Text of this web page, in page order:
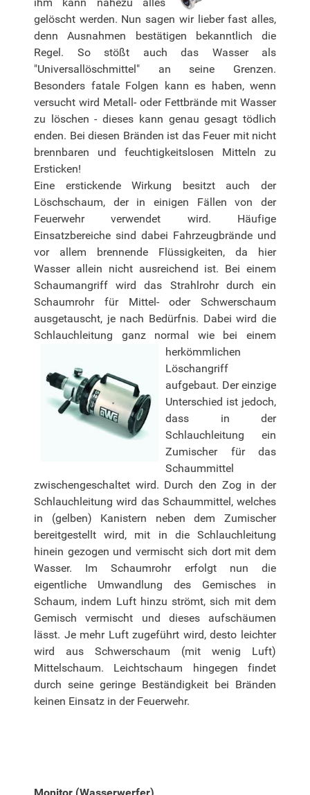
ihm kann nahezu alles
gelöscht werden. Nun sagen wir lieber fast alles,
denn Ausnahmen bestätigen bekanntlich die
Regel. So stößt auch das Wasser als
"Universallöschmittel" an seine Grenzen.
Besonders fatale Folgen kann es haben, wenn
versucht wird Metall- oder Fettbrände mit Wasser
zu löschen - dieses kann genau gesagt tödlich
enden. Bei diesen Bränden ist das Feuer mit nicht
brennbaren und feuchtigkeitslosen Mitteln zu
Ersticken!
Eine erstickende Wirkung besitzt auch der
Löschschaum, der in einigen Fällen von der
Feuerwehr verwendet wird. Häufige
Einsatzbereiche sind dabei Fahrzeugbrände und
vor allem brennende Flüssigkeiten, da hier
Wasser allein nicht ausreichend ist. Bei einem
Schaumangriff wird das Strahlrohr durch ein
Schaumrohr für Mittel- oder Schwerschaum
ausgetauscht, je nach Bedürfnis. Dabei wird die
Schlauchleitung ganz normal wie bei einem
herkömmlichen
Löschangriff
aufgebaut. Der einzige
Unterschied ist jedoch,
dass in der
Schlauchleitung ein
Zumischer für das
Schaummittel
zwischengeschaltet wird. Durch den Zog in der
Schlauchleitung wird das Schaummittel, welches
in (gelben) Kanistern neben dem Zumischer
bereitgestellt wird, mit in die Schlauchleitung
hinein gezogen und vermischt sich dort mit dem
Wasser. Im Schaumrohr erfolgt nun die
eigentliche Umwandlung des Gemisches in
Schaum, indem Luft hinzu strömt, sich mit dem
Gemisch vermischt und dieses aufschäumen
lässt. Je mehr Luft zugeführt wird, desto leichter
wird aus Schwerschaum (mit wenig Luft)
Mittelschaum. Leichtschaum hingegen findet
durch seine geringe Beständigkeit bei Bränden
keinen Einsatz in der Feuerwehr.